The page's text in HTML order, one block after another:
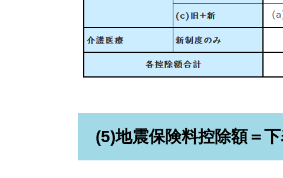
(5)地震保険料控除額＝